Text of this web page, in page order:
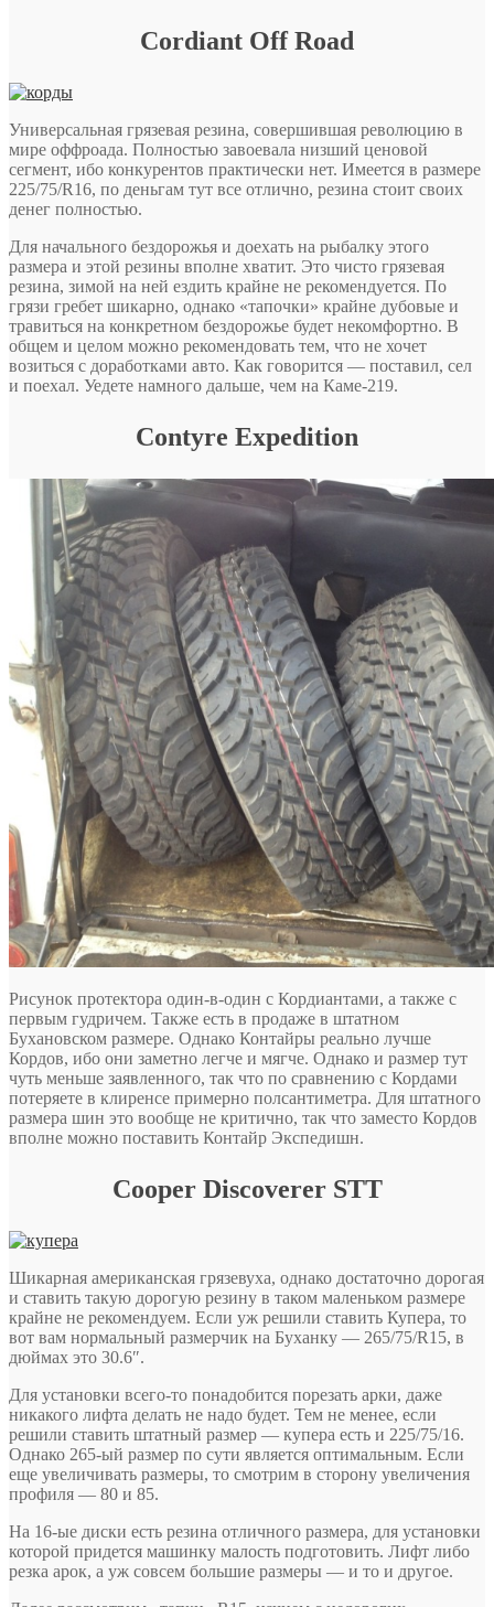
Cordiant Off Road
Универсальная грязевая резина, совершившая революцию в
мире оффроада. Полностью завоевала низший ценовой
сегмент, ибо конкурентов практически нет. Имеется в размере
225/75/R16, по деньгам тут все отлично, резина стоит своих
денег полностью.
Для начального бездорожья и доехать на рыбалку этого
размера и этой резины вполне хватит. Это чисто грязевая
резина, зимой на ней ездить крайне не рекомендуется. По
грязи гребет шикарно, однако «тапочки» крайне дубовые и
травиться на конкретном бездорожье будет некомфортно. В
общем и целом можно рекомендовать тем, что не хочет
возиться с доработками авто. Как говорится — поставил, сел
и поехал. Уедете намного дальше, чем на Каме-219.
Contyre Expedition
Рисунок протектора один-в-один с Кордиантами, а также с
первым гудричем. Также есть в продаже в штатном
Бухановском размере. Однако Контайры реально лучше
Кордов, ибо они заметно легче и мягче. Однако и размер тут
чуть меньше заявленного, так что по сравнению с Кордами
потеряете в клиренсе примерно полсантиметра. Для штатного
размера шин это вообще не критично, так что заместо Кордов
вполне можно поставить Контайр Экспедишн.
Cooper Discoverer STT
Шикарная американская грязевуха, однако достаточно дорогая
и ставить такую дорогую резину в таком маленьком размере
крайне не рекомендуем. Если уж решили ставить Купера, то
вот вам нормальный размерчик на Буханку — 265/75/R15, в
дюймах это 30.6″.
Для установки всего-то понадобится порезать арки, даже
никакого лифта делать не надо будет. Тем не менее, если
решили ставить штатный размер — купера есть и 225/75/16.
Однако 265-ый размер по сути является оптимальным. Если
еще увеличивать размеры, то смотрим в сторону увеличения
профиля — 80 и 85.
На 16-ые диски есть резина отличного размера, для установки
которой придется машинку малость подготовить. Лифт либо
резка арок, а уж совсем большие размеры — и то и другое.